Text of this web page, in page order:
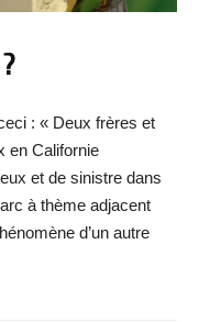
: « Deux frères et
en Californie
et de sinistre dans
à thème adjacent
d’un autre